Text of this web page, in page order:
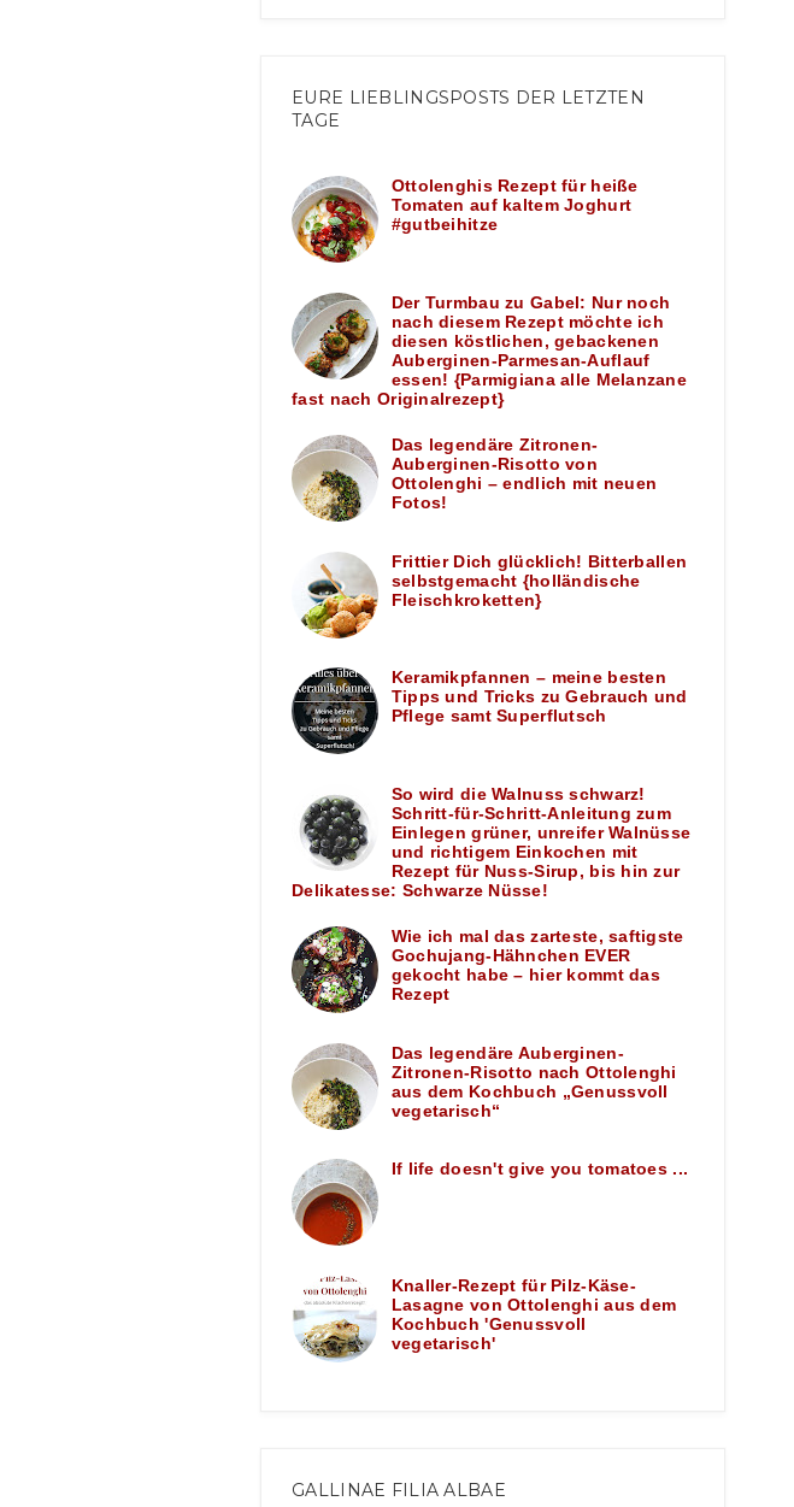
EURE LIEBLINGSPOSTS DER LETZTEN
TAGE
Ottolenghis Rezept für heiße
Tomaten auf kaltem Joghurt
#gutbeihitze
Der Turmbau zu Gabel: Nur noch
nach diesem Rezept möchte ich
diesen köstlichen, gebackenen
Auberginen-Parmesan-Auflauf
essen! {Parmigiana alle Melanzane
fast nach Originalrezept}
Das legendäre Zitronen-
Auberginen-Risotto von
Ottolenghi – endlich mit neuen
Fotos!
Frittier Dich glücklich! Bitterballen
selbstgemacht {holländische
Fleischkroketten}
Keramikpfannen – meine besten
Tipps und Tricks zu Gebrauch und
Pflege samt Superflutsch
So wird die Walnuss schwarz!
Schritt-für-Schritt-Anleitung zum
Einlegen grüner, unreifer Walnüsse
und richtigem Einkochen mit
Rezept für Nuss-Sirup, bis hin zur
Delikatesse: Schwarze Nüsse!
Wie ich mal das zarteste, saftigste
Gochujang-Hähnchen EVER
gekocht habe – hier kommt das
Rezept
Das legendäre Auberginen-
Zitronen-Risotto nach Ottolenghi
aus dem Kochbuch „Genussvoll
vegetarisch“
If life doesn't give you tomatoes ...
Knaller-Rezept für Pilz-Käse-
Lasagne von Ottolenghi aus dem
Kochbuch 'Genussvoll
vegetarisch'
GALLINAE FILIA ALBAE